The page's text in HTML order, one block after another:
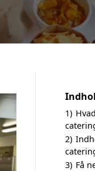
1)
2)
3) Få